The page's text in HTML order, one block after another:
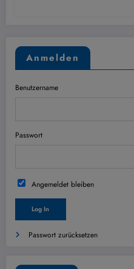
Anmelden
Benutzername
Passwort
Angemeldet bleiben
Passwort zurücksetzen